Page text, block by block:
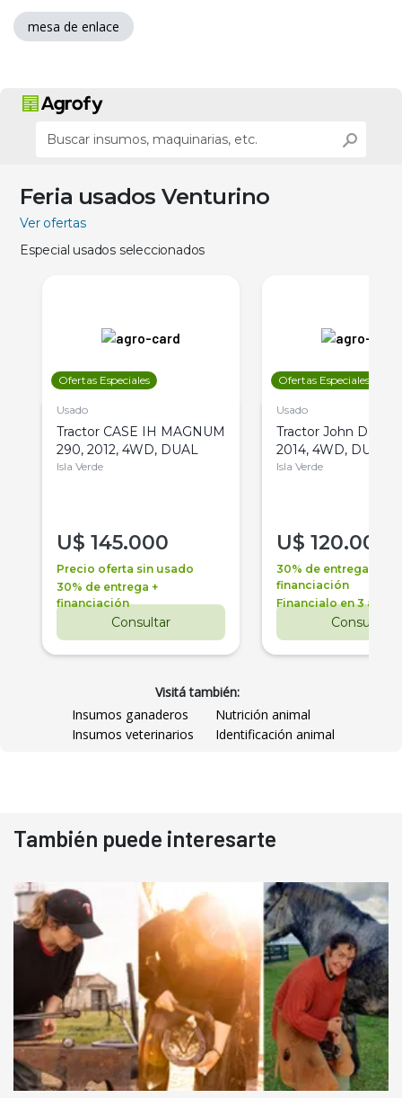
mesa de enlace
Feria usados Venturino
Ver ofertas
Especial usados seleccionados
Ofertas Especiales
Usado
Tractor CASE IH MAGNUM
290, 2012, 4WD, DUAL
Isla Verde
U$ 145.000
Precio oferta sin usado
30% de entrega +
financiación
Consultar
Ofertas Especiales
Usado
Tractor John Deere
2014, 4WD, DUAL
Isla Verde
U$ 120.000
30% de entrega +
financiación
Financialo en 3 años
Consultar
Visitá también:
Insumos ganaderos
Nutrición animal
Insumos veterinarios
Identificación animal
También puede interesarte